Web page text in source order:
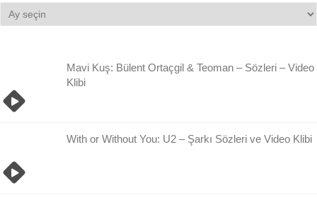
Bilgi
Damlası
Mavi Kuş: Bülent Ortaçgil & Teoman – Sözleri – Video
Klibi
With or Without You: U2 – Şarkı Sözleri ve Video Klibi